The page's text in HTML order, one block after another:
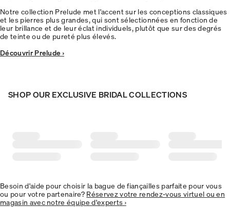
Notre collection Prelude met l'accent sur les conceptions classiques
et les pierres plus grandes, qui sont sélectionnées en fonction de
leur brillance et de leur éclat individuels, plutôt que sur des degrés
de teinte ou de pureté plus élevés.
Découvrir Prelude ›
SHOP OUR EXCLUSIVE BRIDAL COLLECTIONS
Besoin d'aide pour choisir la bague de fiançailles parfaite pour vous
ou pour votre partenaire? Réservez votre rendez-vous virtuel ou en
magasin avec notre équipe d'experts ›